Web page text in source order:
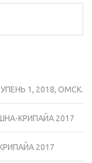
1, 2018, ОМСК.
КРИПАЙА 2017
2017